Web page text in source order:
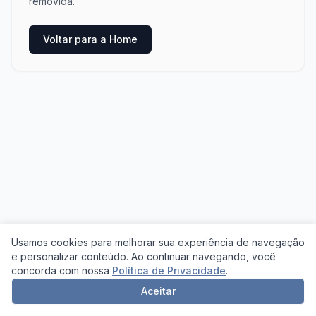
Usamos cookies para melhorar sua experiência de navegação
e personalizar conteúdo. Ao continuar navegando, você
concorda com nossa Política de Privacidade.
Aceitar
Voltar para a Home